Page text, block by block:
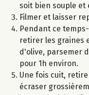
soit bien souple et
Filmer et laisser
Pendant ce
retirer les graines
d'olive, parsemer
pour 1h environ.
Une fois cuit,
écraser